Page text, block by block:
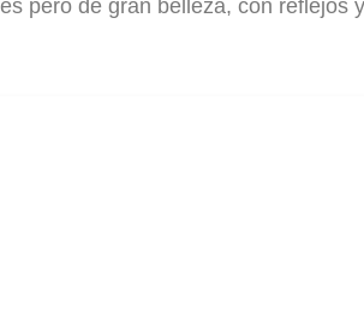
pero de gran belleza, con reflejos